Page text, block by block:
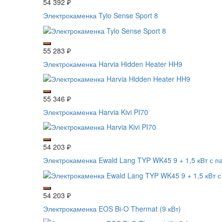
54 392 ₽
Электрокаменка Tylo Sense Sport 8
55 283 ₽
Электрокаменка Harvia Hidden Heater HH9
55 346 ₽
Электрокаменка Harvia Kivi PI70
54 203 ₽
Электрокаменка Ewald Lang TYP WK45 9 + 1,5 кВт с
54 203 ₽
Электрокаменка EOS Bi-O Thermat (9 кВт)